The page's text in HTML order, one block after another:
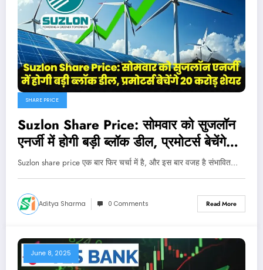
SHARE PRICE
Suzlon Share Price: सोमवार को सुजलॉन
एनर्जी में होगी बड़ी ब्लॉक डील, प्रमोटर्स बेचेंगे
20 करोड़ शेयर
Suzlon share price एक बार फिर चर्चा में है, और इस बार वजह है संभावित…
Aditya Sharma 0 Comments Read More
June 8, 2025